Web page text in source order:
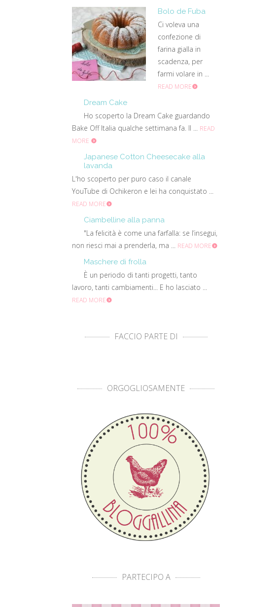
Bolo de Fuba
Ci voleva una
confezione di
farina gialla in
scadenza, per
farmi volare in ...
READ MORE
Dream Cake
Ho scoperto la Dream Cake guardando
Bake Off Italia qualche settimana fa. Il ... READ
MORE
Japanese Cotton Cheesecake alla
lavanda
L'ho scoperto per puro caso il canale
YouTube di Ochikeron e lei ha conquistato ...
READ MORE
Ciambelline alla panna
"La felicità è come una farfalla: se l’insegui,
non riesci mai a prenderla, ma ... READ MORE
Maschere di frolla
È un periodo di tanti progetti, tanto
lavoro, tanti cambiamenti... E ho lasciato ...
READ MORE
FACCIO PARTE DI
ORGOGLIOSAMENTE
PARTECIPO A